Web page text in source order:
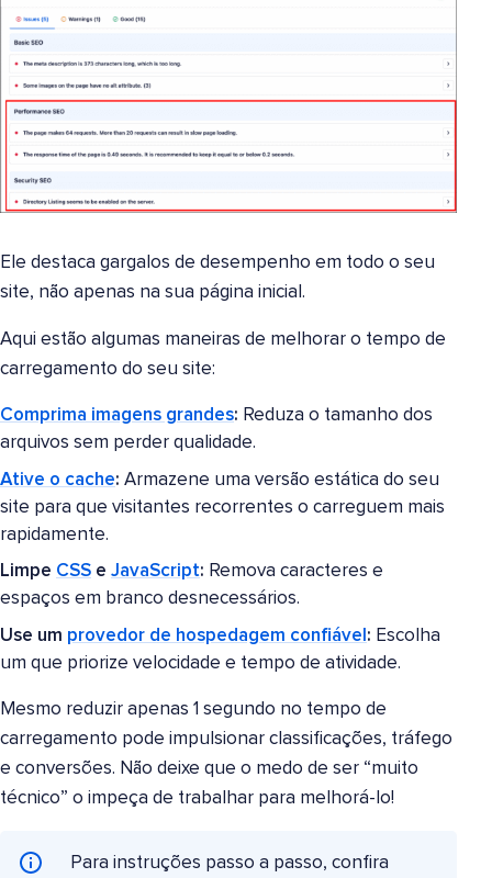
Ele destaca gargalos de desempenho em todo o seu
site, não apenas na sua página inicial.
Aqui estão algumas maneiras de melhorar o tempo de
carregamento do seu site:
Comprima imagens grandes: Reduza o tamanho dos
arquivos sem perder qualidade.
Ative o cache: Armazene uma versão estática do seu
site para que visitantes recorrentes o carreguem mais
rapidamente.
Limpe CSS e JavaScript: Remova caracteres e
espaços em branco desnecessários.
Use um provedor de hospedagem confiável : Escolha
um que priorize velocidade e tempo de atividade.
Mesmo reduzir apenas 1 segundo no tempo de
carregamento pode impulsionar classificações, tráfego
e conversões. Não deixe que o medo de ser “muito
técnico” o impeça de trabalhar para melhorá-lo!
Para instruções passo a passo, confira